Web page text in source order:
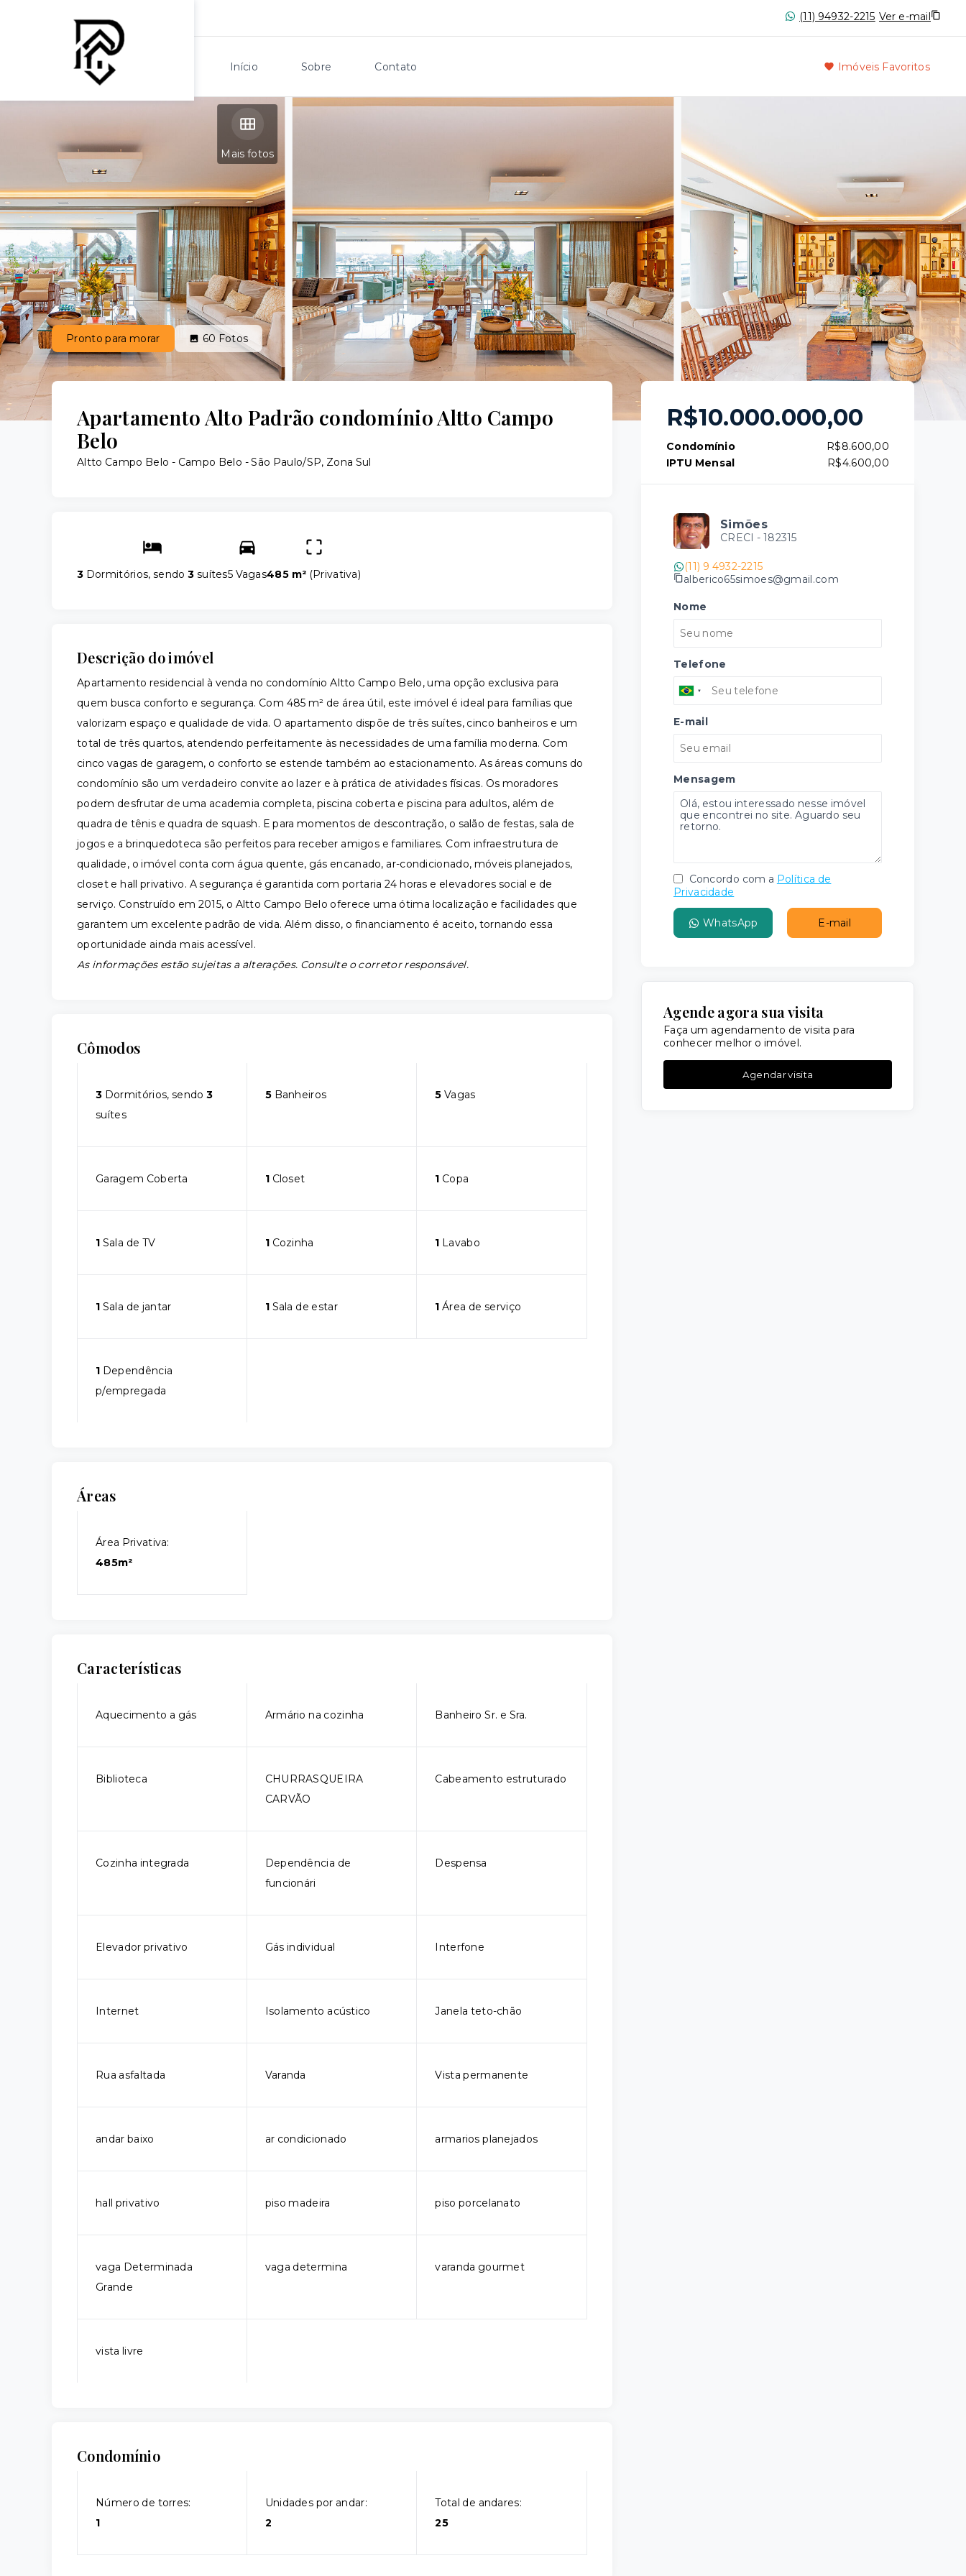
(11) 94932-2215 Ver e-mail
Início Sobre Contato Imóveis Favoritos
Mais fotos
Pronto para morar 60 Fotos
Apartamento Alto Padrão condomínio Altto Campo
Belo
Altto Campo Belo - Campo Belo - São Paulo/SP, Zona Sul
3 Dormitórios, sendo3 suítes5 Vagas485 m² (Privativa)
Descrição do imóvel
Apartamento residencial à venda no condomínio Altto Campo Belo, uma opção exclusiva para
quem busca conforto e segurança. Com 485 m² de área útil, este imóvel é ideal para famílias que
valorizam espaço e qualidade de vida. O apartamento dispõe de três suítes, cinco banheiros e um
total de três quartos, atendendo perfeitamente às necessidades de uma família moderna. Com
cinco vagas de garagem, o conforto se estende também ao estacionamento. As áreas comuns do
condomínio são um verdadeiro convite ao lazer e à prática de atividades físicas. Os moradores
podem desfrutar de uma academia completa, piscina coberta e piscina para adultos, além de
quadra de tênis e quadra de squash. E para momentos de descontração, o salão de festas, sala de
jogos e a brinquedoteca são perfeitos para receber amigos e familiares. Com infraestrutura de
qualidade, o imóvel conta com água quente, gás encanado, ar-condicionado, móveis planejados,
closet e hall privativo. A segurança é garantida com portaria 24 horas e elevadores social e de
serviço. Construído em 2015, o Altto Campo Belo oferece uma ótima localização e facilidades que
garantem um excelente padrão de vida. Além disso, o financiamento é aceito, tornando essa
oportunidade ainda mais acessível.
As informações estão sujeitas a alterações. Consulte o corretor responsável.
Cômodos
3 Dormitórios, sendo3
suítes
5Banheiros 5 Vagas
Garagem Coberta 1Closet 1 Copa
1 Sala de TV 1Cozinha 1 Lavabo
1 Sala de jantar 1Sala de estar 1 Área de serviço
1 Dependência
p/empregada
Áreas
Área Privativa:
485m²
Características
Aquecimento a gás Armário na cozinha Banheiro Sr. e Sra.
Biblioteca
CHURRASQUEIRA
CARVÃO
Cabeamento estruturado
Cozinha integrada
Dependência de
funcionári
Despensa
Elevador privativo Gás individual Interfone
Internet Isolamento acústico Janela teto-chão
Rua asfaltada Varanda Vista permanente
andar baixo ar condicionado armarios planejados
hall privativo piso madeira piso porcelanato
vaga Determinada
Grande
vaga determina varanda gourmet
vista livre
Condomínio
Número de torres:
1
Unidades por andar:
2
Total de andares:
25
R$10.000.000,00
Condomínio
R$8.600,00
IPTU Mensal
R$4.600,00
Simões
CRECI - 182315
(11) 9 4932-2215
alberico65simoes@gmail.com
Nome
Telefone
E-mail
Mensagem
Concordo com a Política de
Privacidade
WhatsApp E-mail
Agende agora sua visita
Faça um agendamento de visita para
conhecer melhor o imóvel.
Agendar visita